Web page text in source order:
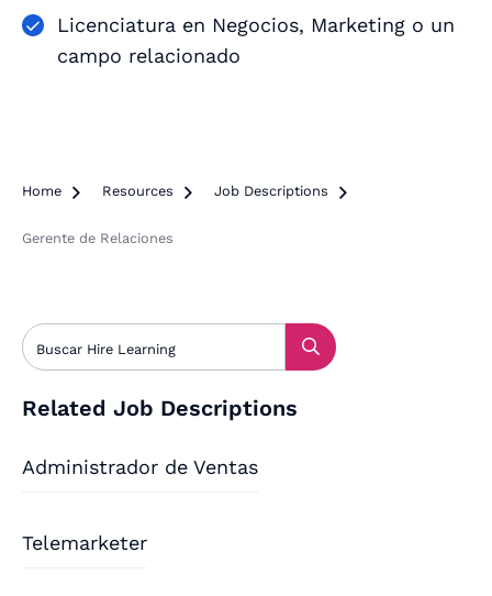
Licenciatura en Negocios, Marketing o un
campo relacionado
Home  Resources  Job Descriptions 
Gerente de Relaciones
Related Job Descriptions
Administrador de Ventas
Telemarketer